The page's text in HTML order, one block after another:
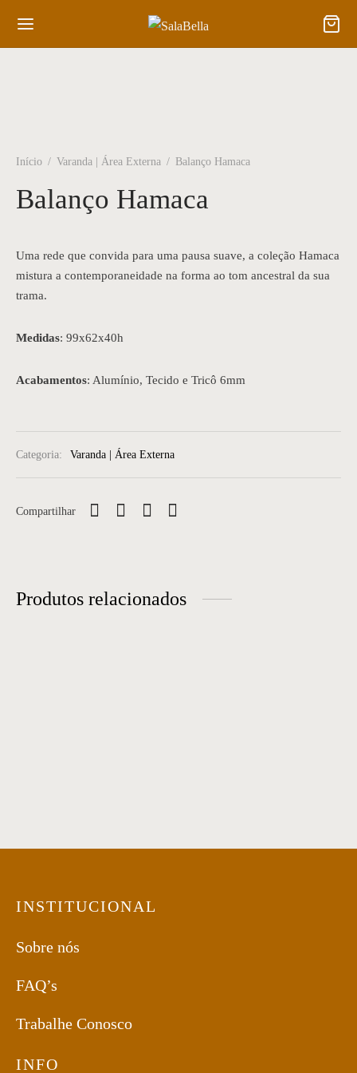
Início / Varanda | Área Externa / Balanço Hamaca
Balanço Hamaca
Uma rede que convida para uma pausa suave, a coleção Hamaca
mistura a contemporaneidade na forma ao tom ancestral da sua
trama.
Medidas: 99x62x40h
Acabamentos: Alumínio, Tecido e Tricô 6mm
Categoria: Varanda | Área Externa
Compartilhar
Produtos relacionados
INSTITUCIONAL
Sobre nós
FAQ’s
Trabalhe Conosco
INFO